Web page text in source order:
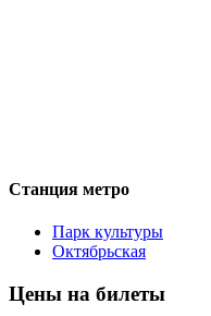
Станция метро
Парк культуры
Октябрьская
Цены на билеты